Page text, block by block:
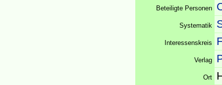
Beteiligte Personen
Systematik
Interessenskreis
Verlag
Ort